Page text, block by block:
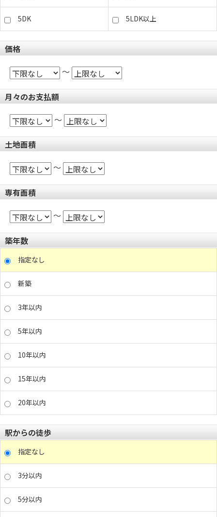
5DK 5LDK以上
価格
～
月々のお支払額
～
土地面積
～
専有面積
～
築年数
指定なし
新築
3年以内
5年以内
10年以内
15年以内
20年以内
駅からの徒歩
指定なし
3分以内
5分以内